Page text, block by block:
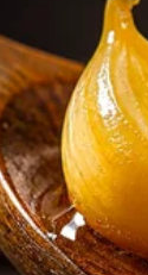
caber
que